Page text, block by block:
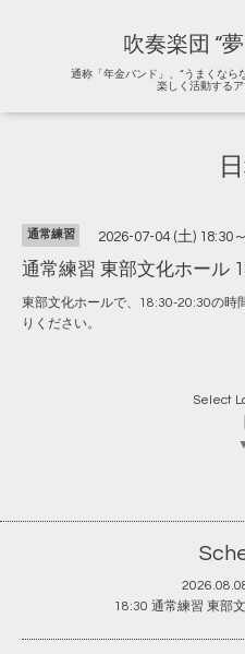
吹奏楽団 “
通称「年金バンド」、“うまくなら
楽しく活動する
通常練習 2026-07-04 (土) 18:30
通常練習 東部文化ホール
東部文化ホールで、18:30-20:30の時
りください。
Select
18:30 通常練習 東部